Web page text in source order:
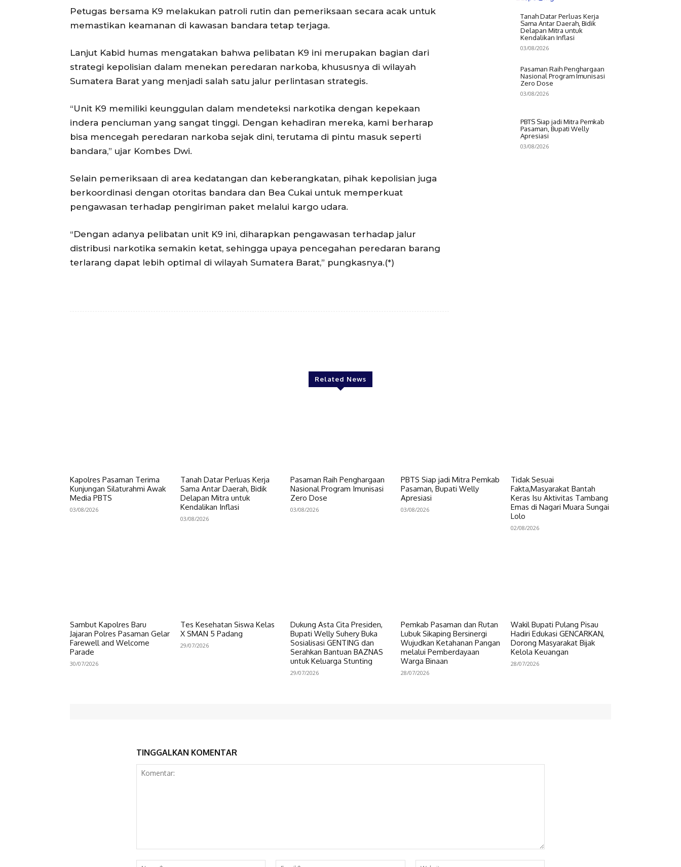
Petugas bersama K9 melakukan patroli rutin dan pemeriksaan secara acak untuk
memastikan keamanan di kawasan bandara tetap terjaga.
Lanjut Kabid humas mengatakan bahwa pelibatan K9 ini merupakan bagian dari
strategi kepolisian dalam menekan peredaran narkoba, khususnya di wilayah
Sumatera Barat yang menjadi salah satu jalur perlintasan strategis.
“Unit K9 memiliki keunggulan dalam mendeteksi narkotika dengan kepekaan
indera penciuman yang sangat tinggi. Dengan kehadiran mereka, kami berharap
bisa mencegah peredaran narkoba sejak dini, terutama di pintu masuk seperti
bandara,” ujar Kombes Dwi.
Selain pemeriksaan di area kedatangan dan keberangkatan, pihak kepolisian juga
berkoordinasi dengan otoritas bandara dan Bea Cukai untuk memperkuat
pengawasan terhadap pengiriman paket melalui kargo udara.
“Dengan adanya pelibatan unit K9 ini, diharapkan pengawasan terhadap jalur
distribusi narkotika semakin ketat, sehingga upaya pencegahan peredaran barang
terlarang dapat lebih optimal di wilayah Sumatera Barat,” pungkasnya.(*)
Tanah Datar Perluas Kerja
Sama Antar Daerah, Bidik
Delapan Mitra untuk
Kendalikan Inflasi
03/08/2026
Pasaman Raih Penghargaan
Nasional Program Imunisasi
Zero Dose
03/08/2026
PBTS Siap jadi Mitra Pemkab
Pasaman, Bupati Welly
Apresiasi
03/08/2026
Related News
Kapolres Pasaman Terima
Kunjungan Silaturahmi Awak
Media PBTS
03/08/2026
Tanah Datar Perluas Kerja
Sama Antar Daerah, Bidik
Delapan Mitra untuk
Kendalikan Inflasi
03/08/2026
Pasaman Raih Penghargaan
Nasional Program Imunisasi
Zero Dose
03/08/2026
PBTS Siap jadi Mitra Pemkab
Pasaman, Bupati Welly
Apresiasi
03/08/2026
Tidak Sesuai
Fakta,Masyarakat Bantah
Keras Isu Aktivitas Tambang
Emas di Nagari Muara Sungai
Lolo
02/08/2026
Sambut Kapolres Baru
Jajaran Polres Pasaman Gelar
Farewell and Welcome
Parade
30/07/2026
Tes Kesehatan Siswa Kelas
X SMAN 5 Padang
29/07/2026
Dukung Asta Cita Presiden,
Bupati Welly Suhery Buka
Sosialisasi GENTING dan
Serahkan Bantuan BAZNAS
untuk Keluarga Stunting
29/07/2026
Pemkab Pasaman dan Rutan
Lubuk Sikaping Bersinergi
Wujudkan Ketahanan Pangan
melalui Pemberdayaan
Warga Binaan
28/07/2026
Wakil Bupati Pulang Pisau
Hadiri Edukasi GENCARKAN,
Dorong Masyarakat Bijak
Kelola Keuangan
28/07/2026
TINGGALKAN KOMENTAR
Nama:*
Email:*